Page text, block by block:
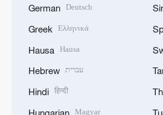
German Deutsch
Greek Ελληνικά
Hausa Hausa
Hebrew עברית
Hindi हिन्दी
Hungarian Magyar